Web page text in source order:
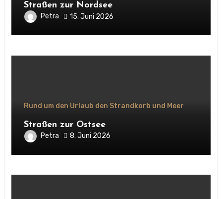
Straßen zur Nordsee
Petra 15. Juni 2026
Rund um den Urlaub den Strandkorb und Meer
Straßen zur Ostsee
Petra 8. Juni 2026